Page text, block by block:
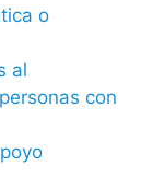
o
al
con